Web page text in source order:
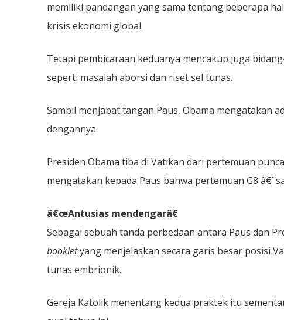
memiliki pandangan yang sama tentang beberapa
krisis ekonomi global.
Tetapi pembicaraan keduanya mencakup juga
seperti masalah aborsi dan riset sel tunas.
Sambil menjabat tangan Paus, Obama mengatakan
dengannya.
Presiden Obama tiba di Vatikan dari pertemuan
mengatakan kepada Paus bahwa pertemuan G8
â€œAntusias mendengarâ€
Sebagai sebuah tanda perbedaan antara Paus dan
bookletyang menjelaskan secara garis besar posisi
tunas embrionik.
Gereja Katolik menentang kedua praktek itu